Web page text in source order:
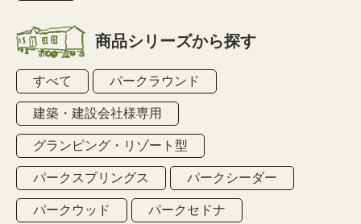
商品シリーズから探す
すべて パークラウンド
建築・建設会社様専用
グランピング・リゾート型
パークスプリングス パークシーダー
パークウッド パークセドナ